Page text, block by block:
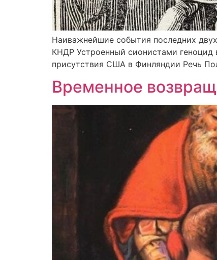
Наиважнейшие события последних
КНДР Устроенный сионистами геноцид
присутствия США в Финляндии Речь
Временное